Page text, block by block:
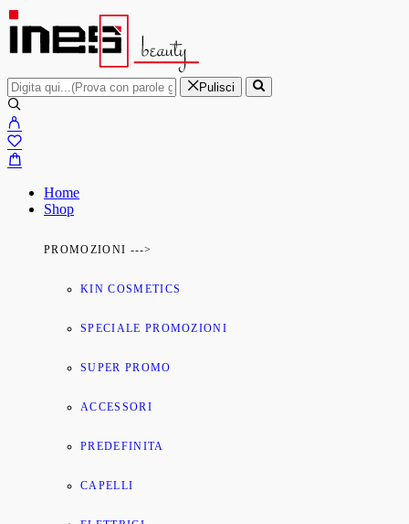
Pulisci
Home
Shop
PROMOZIONI --->
KIN COSMETICS
SPECIALE PROMOZIONI
SUPER PROMO
ACCESSORI
PREDEFINITA
CAPELLI